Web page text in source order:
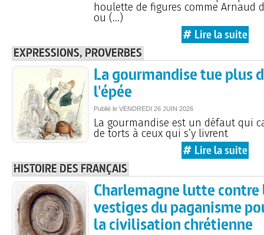
houlette de figures comme Arnaud
ou (…)
# Lire la suite
EXPRESSIONS, PROVERBES
La gourmandise tue plus
l'épée
Publié le VENDREDI 26 JUIN 2026
La gourmandise est un défaut qui
de torts à ceux qui s’y livrent
# Lire la suite
HISTOIRE DES FRANÇAIS
Charlemagne lutte contre
vestiges du paganisme
la civilisation chrétienne